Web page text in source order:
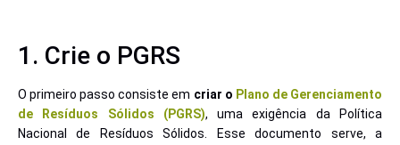
1. Crie o PGRS
O primeiro passo consiste em criar o Plano de Gerenciamento
de Resíduos Sólidos (PGRS), uma exigência da Política
Nacional de Resíduos Sólidos. Esse documento serve, a